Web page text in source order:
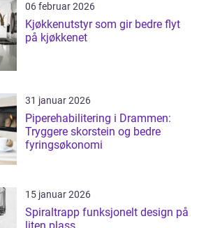
06 februar 2026
Kjøkkenutstyr som gir bedre flyt
på kjøkkenet
31 januar 2026
Piperehabilitering i Drammen:
Tryggere skorstein og bedre
fyringsøkonomi
15 januar 2026
Spiraltrapp funksjonelt design på